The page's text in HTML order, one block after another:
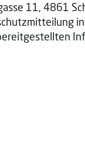
11, 4861